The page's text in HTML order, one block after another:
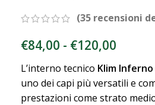
(35 recensioni
€84,00 - €120,00
L’interno tecnico Klim Inferno
uno dei capi più versatili e
prestazioni come strato